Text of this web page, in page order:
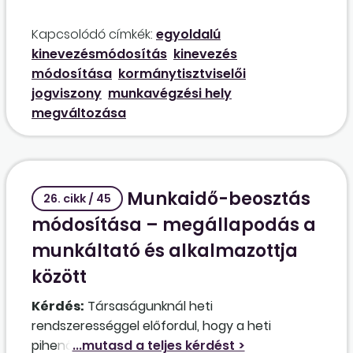
kinevezésmódosítást. Megteheti velem a
munkáltató, hogy önkényesen ilyen hátrányos
helyzetbe hozzon?
Kapcsolódó címkék: egyoldalú
kinevezésmódosítás kinevezés
módosítása kormánytisztviselői
jogviszony munkavégzési hely
megváltozása
26. cikk / 45
Munkaidő-beosztás
módosítása – megállapodás a
munkáltató és alkalmazottja
között
Kérdés: Társaságunknál heti
rendszerességgel elő­fordul, hogy a heti
pihenőidő alatt rendkívüli munkavégzés